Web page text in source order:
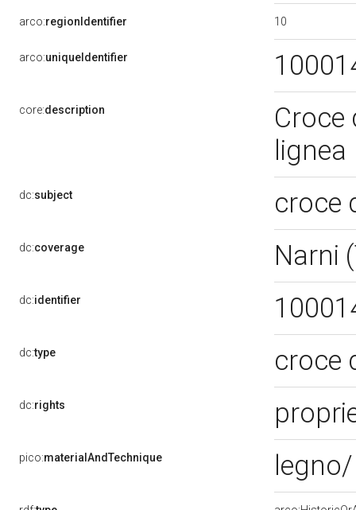
arco:regionIdentifier 10
arco:uniqueIdentifier
core:description
Croce
lignea
dc:subject croce
dc:coverage Narni
dc:identifier
dc:type croce
dc:rights
pico:materialAndTechnique